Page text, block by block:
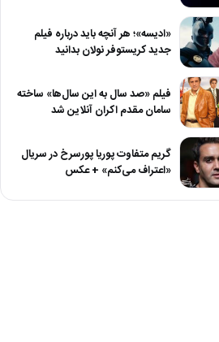
«ادیسه»؛ هر آنچه باید درباره فیلم
جدید کریستوفر نولان بدانید
فیلم «صد سال به این سال‌ها» ساخته
سامان مقدم اکران آنلاین شد
گریم متفاوت پوریا پورسرخ در سریال
«اعتراف می‌کنم» + عکس